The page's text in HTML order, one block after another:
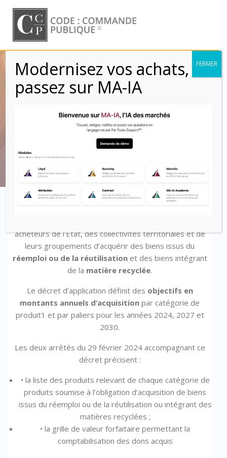
to
content
Clauses Loi AGEC –
Economie circulaire
– Réemploi
Code : Commande Publique
acheteurs de l’État, des collectivités territoriales et de
leurs groupements d’acquérir des biens issus du
réemploi ou de la réutilisation et des biens intégrant
de la matière recyclée.
Le décret d’application définit des objectifs en
montants annuels d’acquisition par catégorie de
produit1 et par paliers pour les années 2024, 2027 et
2030.
Les deux arrêtés du 29 février 2024 accompagnant ce
décret précisent :
• la liste des produits relevant de chaque catégorie de
produits soumise à l’obligation d’acquisition de biens
issus du réemploi ou de la réutilisation ou intégrant des
matières recyclées ;
• la grille de valeur forfaitaire permettant la
comptabilisation des dons acquis
Modernisez vos achats,
passez sur MA-IA
FERMER